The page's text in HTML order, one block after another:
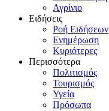
Αγρίνιο
Ειδήσεις
Ροή Ειδήσεων
Ενημέρωση
Κυριότερες
Περισσότερα
Πολιτισμός
Τουρισμός
Υγεία
Πρόσωπα